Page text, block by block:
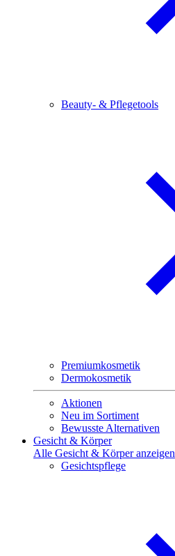
Beauty- & Pflegetools
Premiumkosmetik
Dermokosmetik
Aktionen
Neu im Sortiment
Bewusste Alternativen
Gesicht & Körper
Alle Gesicht & Körper anzeigen
Gesichtspflege